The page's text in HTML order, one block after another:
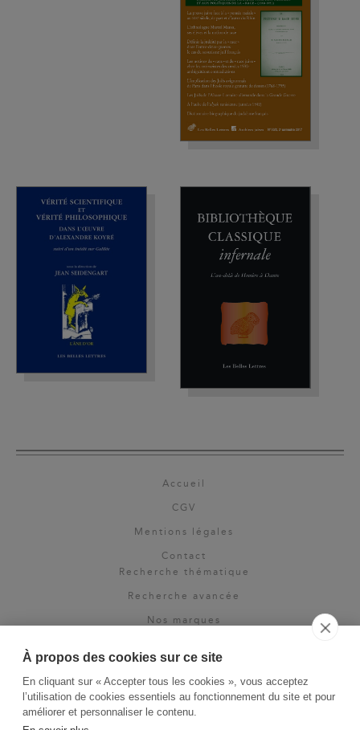
À propos des cookies sur ce site
En cliquant sur « Accepter tous les cookies », vous acceptez
l’utilisation de cookies essentiels au fonctionnement du site et pour
améliorer et personnaliser le contenu.
Accueil
CGV
Mentions légales
Contact
Recherche thématique
Recherche avancée
Nos marques
Espace pro
Newsletter
La Vie des Classiques